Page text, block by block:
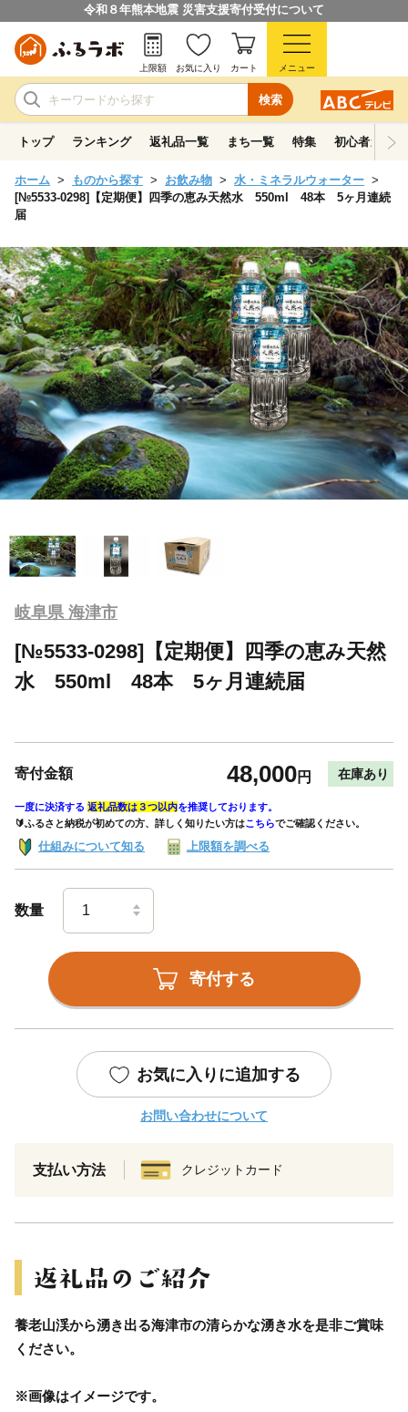
令和８年熊本地震 災害支援寄付受付について
検索
上限額 お気に入り カート メニュー
トップ ランキング 返礼品一覧 まち一覧 特集 初心者ガイド
ホーム ものから探す お飲み物
水・ミネラルウォーター
[№5533-0298]【定期便】四季の恵み天然水 550ml 48本 5ヶ月連続
届
岐阜県 海津市
[№5533-0298]【定期便】四季の恵み天然
水 550ml 48本 5ヶ月連続届
寄付金額 48,000円 在庫あり
一度に決済する 返礼品数は３つ以内を推奨しております。
🔰ふるさと納税が初めての方、詳しく知りたい方はこちらでご確認ください。
仕組みについて知る 上限額を調べる
数量
寄付する
お気に入りに追加する
お問い合わせについて
支払い方法 クレジットカード
養老山渓から湧き出る海津市の清らかな湧き水を是非ご賞味
ください。
※画像はイメージです。